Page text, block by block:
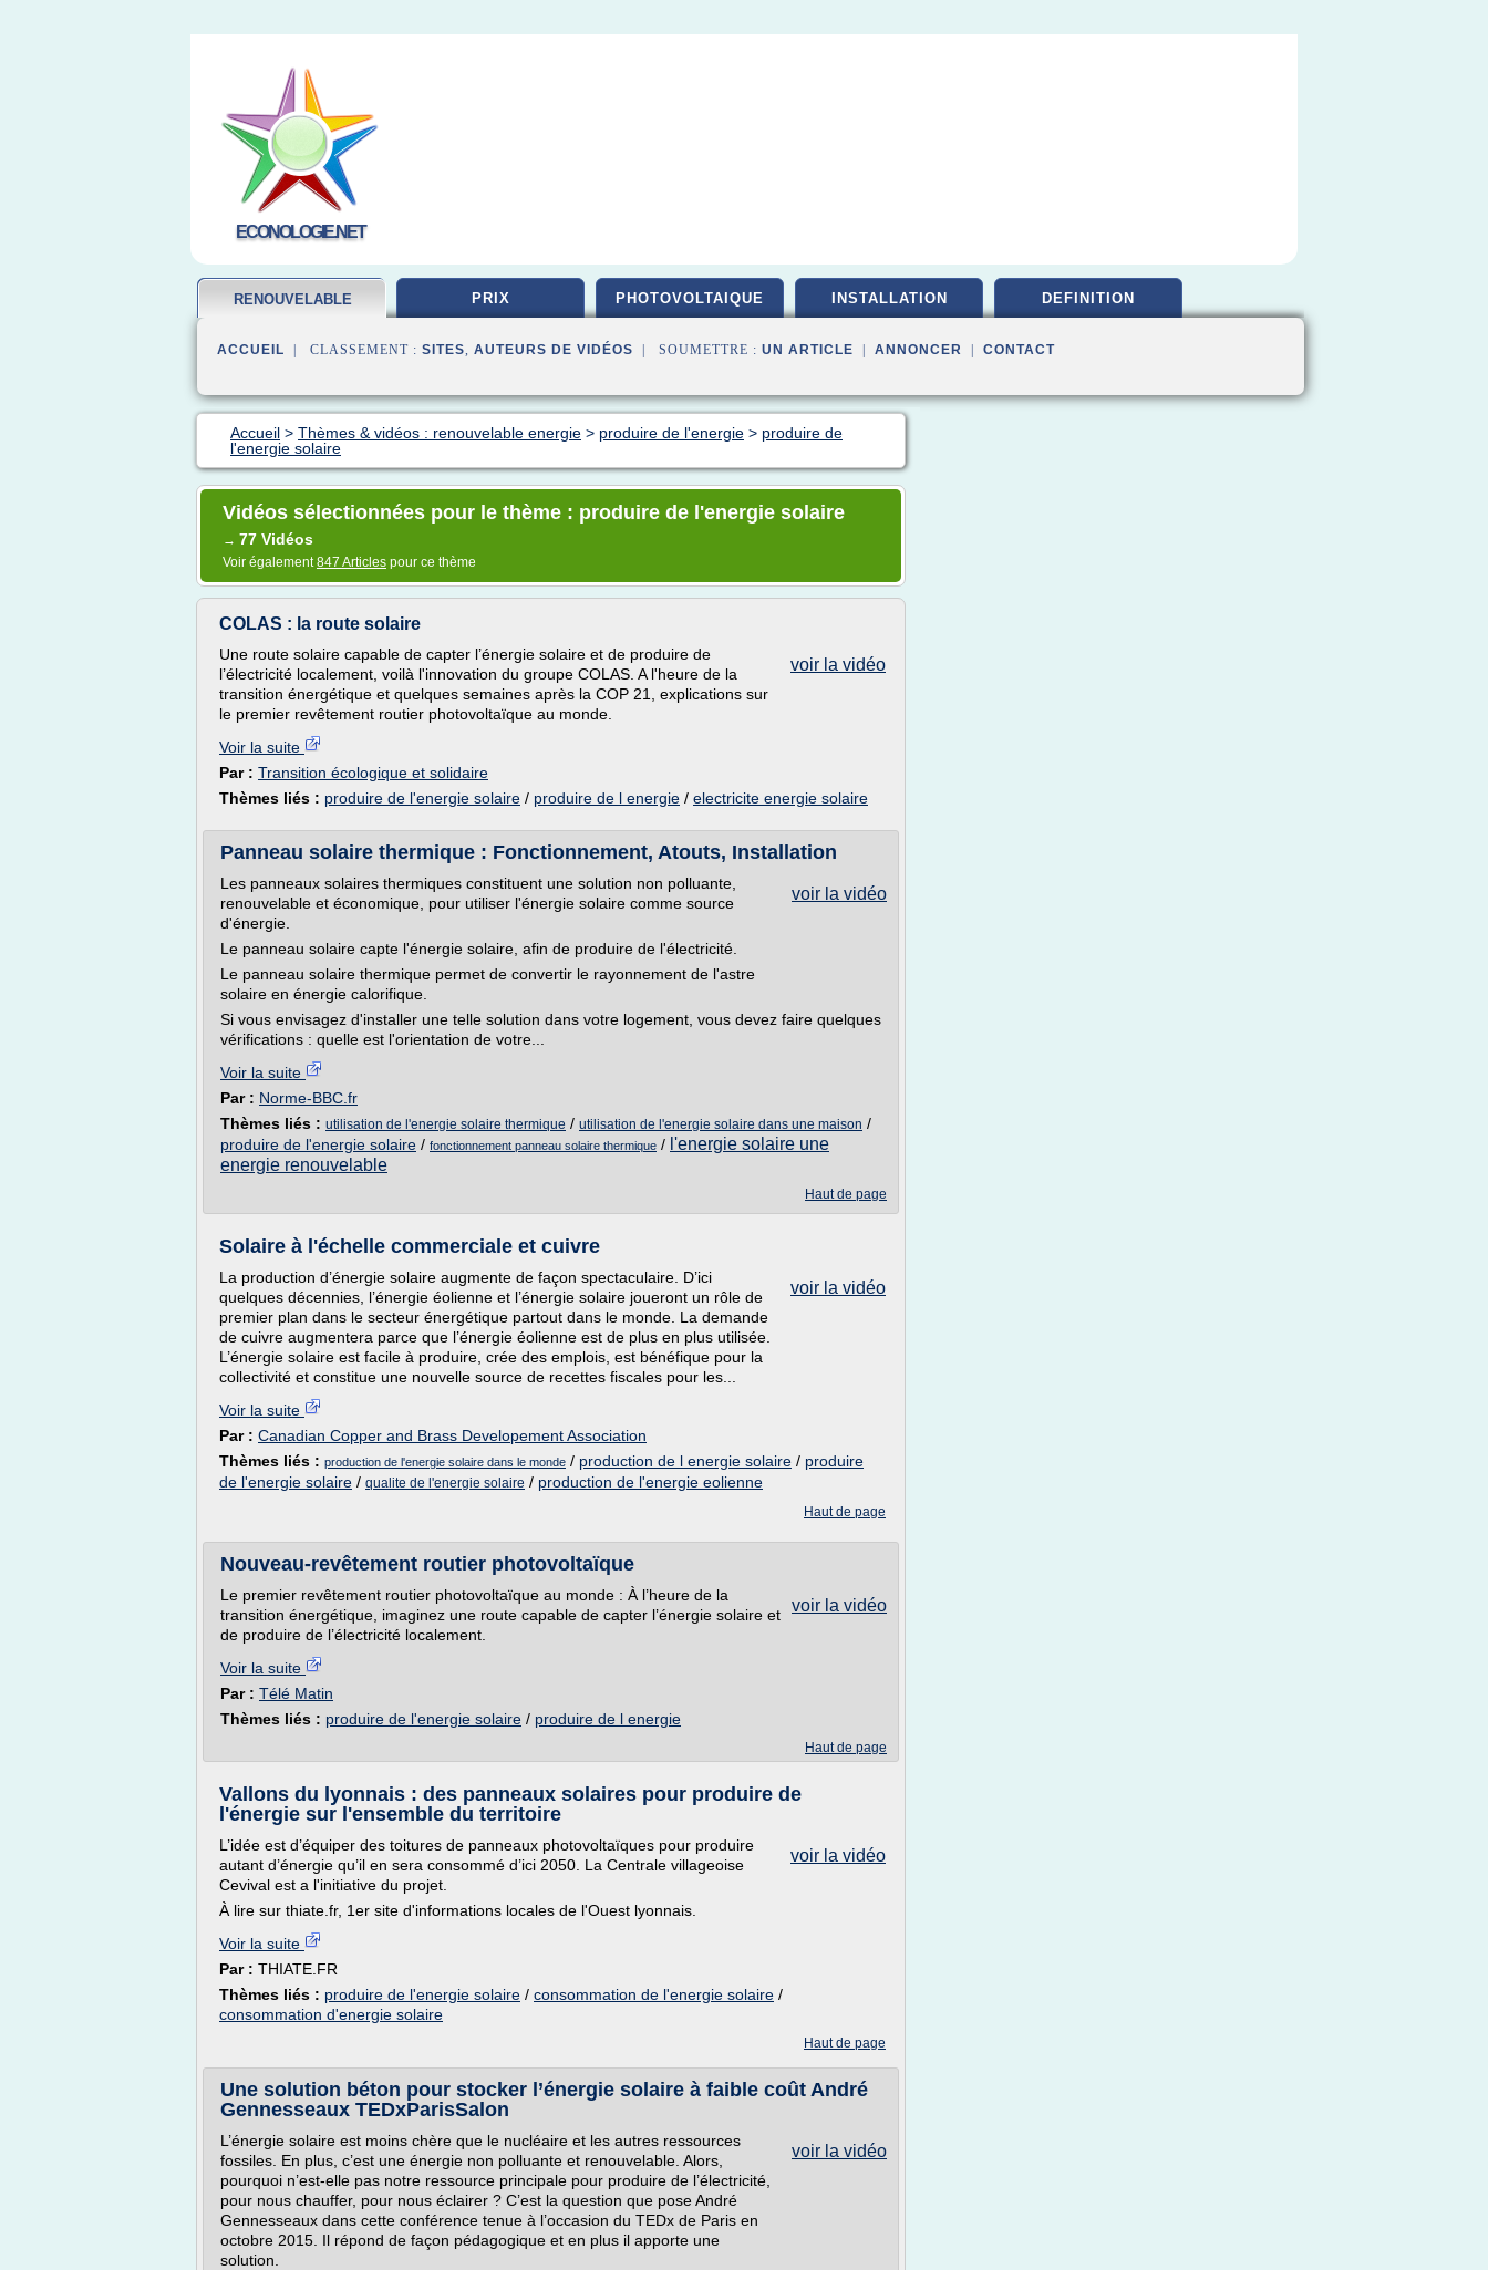
ECONOLOGIE.NET
RENOUVELABLE PRIX PHOTOVOLTAIQUE INSTALLATION DEFINITION
ACCUEIL | CLASSEMENT : SITES, AUTEURS DE VIDÉOS | SOUMETTRE : UN ARTICLE ANNONCER CONTACT
Accueil > Thèmes & vidéos : renouvelable energie > produire de l'energie > produire de
l'energie solaire
Vidéos sélectionnées pour le thème : produire de l'energie solaire
→ 77 Vidéos
Voir également847 Articles pour ce thème
COLAS : la route solaire
voir la vidéo
Une route solaire capable de capter l’énergie solaire et de produire de
l’électricité localement, voilà l'innovation du groupe COLAS. A l'heure de la
transition énergétique et quelques semaines après la COP 21, explications sur
le premier revêtement routier photovoltaïque au monde.
Voir la suite
Par : Transition écologique et solidaire
Thèmes liés : produire de l'energie solaire / produire de l energie / electricite energie solaire
Panneau solaire thermique : Fonctionnement, Atouts, Installation
voir la vidéo
Les panneaux solaires thermiques constituent une solution non polluante,
renouvelable et économique, pour utiliser l'énergie solaire comme source
d'énergie.
Le panneau solaire capte l'énergie solaire, afin de produire de l'électricité.
Le panneau solaire thermique permet de convertir le rayonnement de l'astre
solaire en énergie calorifique.
Si vous envisagez d'installer une telle solution dans votre logement, vous devez faire quelques
vérifications : quelle est l'orientation de votre...
Voir la suite
Par : Norme-BBC.fr
Thèmes liés : utilisation de l'energie solaire thermique / utilisation de l'energie solaire dans une maison /
produire de l'energie solaire / fonctionnement panneau solaire thermique / l'energie solaire une
energie renouvelable
Haut de page
Solaire à l'échelle commerciale et cuivre
voir la vidéo
La production d’énergie solaire augmente de façon spectaculaire. D’ici
quelques décennies, l’énergie éolienne et l’énergie solaire joueront un rôle de
premier plan dans le secteur énergétique partout dans le monde. La demande
de cuivre augmentera parce que l’énergie éolienne est de plus en plus utilisée.
L’énergie solaire est facile à produire, crée des emplois, est bénéfique pour la
collectivité et constitue une nouvelle source de recettes fiscales pour les...
Voir la suite
Par : Canadian Copper and Brass Developement Association
Thèmes liés : production de l'energie solaire dans le monde / production de l energie solaire / produire
de l'energie solaire / qualite de l'energie solaire / production de l'energie eolienne
Haut de page
Nouveau-revêtement routier photovoltaïque
voir la vidéo
Le premier revêtement routier photovoltaïque au monde : À l’heure de la
transition énergétique, imaginez une route capable de capter l’énergie solaire et
de produire de l’électricité localement.
Voir la suite
Par : Télé Matin
Thèmes liés : produire de l'energie solaire / produire de l energie
Haut de page
Vallons du lyonnais : des panneaux solaires pour produire de
l'énergie sur l'ensemble du territoire
voir la vidéo
L’idée est d’équiper des toitures de panneaux photovoltaïques pour produire
autant d’énergie qu’il en sera consommé d’ici 2050. La Centrale villageoise
Cevival est a l'initiative du projet.
À lire sur thiate.fr, 1er site d'informations locales de l'Ouest lyonnais.
Voir la suite
Par : THIATE.FR
Thèmes liés : produire de l'energie solaire / consommation de l'energie solaire /
consommation d'energie solaire
Haut de page
Une solution béton pour stocker l’énergie solaire à faible coût André
Gennesseaux TEDxParisSalon
voir la vidéo
L’énergie solaire est moins chère que le nucléaire et les autres ressources
fossiles. En plus, c’est une énergie non polluante et renouvelable. Alors,
pourquoi n’est-elle pas notre ressource principale pour produire de l’électricité,
pour nous chauffer, pour nous éclairer ? C’est la question que pose André
Gennesseaux dans cette conférence tenue à l’occasion du TEDx de Paris en
octobre 2015. Il répond de façon pédagogique et en plus il apporte une
solution.